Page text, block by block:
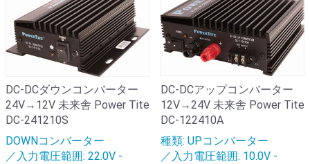
DC-DCダウンコンバーター
24V→12V 未来舎 Power Tite
DC-241210S
DOWNコンバーター
／入力電圧範囲: 22.0V -
DC-DCアップコンバーター
12V→24V 未来舎 Power Tite
DC-122410A
種類: UPコンバーター
／入力電圧範囲: 10.0V -